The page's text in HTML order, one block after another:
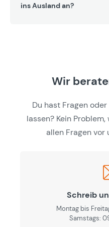
ins Ausland an?
Wir
Du hast Fragen
lassen? Kein
allen Fragen vor
Schreib
Montag bis
Samstags: